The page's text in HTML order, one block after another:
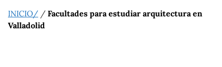
INICIO/ / Facultades para estudiar arquitectura en
Valladolid